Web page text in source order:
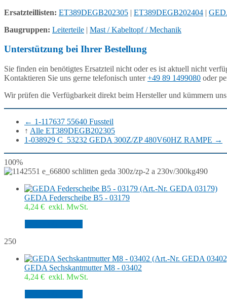
Ersatzteillisten: ET389DEGB202305 | ET389DEGB202404 |
Baugruppen: Leiterteile | Mast / Kabeltopf / Mechanik
Unterstützung bei Ihrer Bestellung
Sie finden ein benötigtes Ersatzteil nicht oder es ist aktuell nicht
Kontaktieren Sie uns gerne telefonisch unter+49 89 1499080 oder
Wir prüfen die Verfügbarkeit direkt beim Hersteller und kümmern
← 1-117637 55640 Fussteil
↑ Alle ET389DEGB202305
1-038929 C_53232 GEDA 300Z/ZP 480V60HZ RAMPE →
100%
490
GEDA Federscheibe B5 - 03179
4,24 € exkl. MwSt.
250
GEDA Sechskantmutter M8 - 03402
4,24 € exkl. MwSt.